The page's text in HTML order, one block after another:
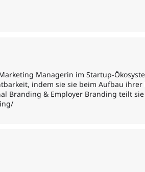
Managerin im Startup-
indem sie sie beim Aufbau
Branding & Employer Branding teilt